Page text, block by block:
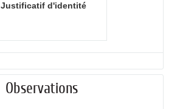
Justificatif d'identité
Observations